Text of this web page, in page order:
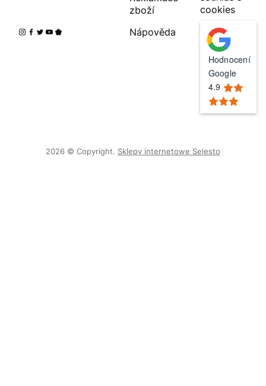
zboží
Nápověda
cookies
Hodnocení
Google
4.9
2026 © Copyright. Sklepy internetowe Selesto